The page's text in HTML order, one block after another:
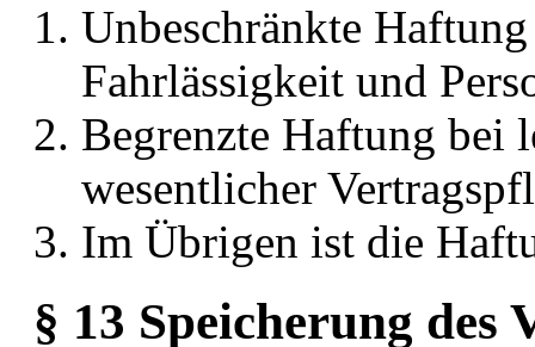
Unbeschränkte
Fahrlässigkeit und
Begrenzte Haftung bei
wesentlicher
Im Übrigen ist die
§ 13 Speicherung des